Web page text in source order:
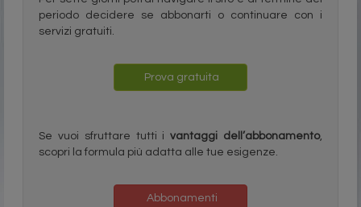
periodo decidere se abbonarti o continuare con i
servizi gratuiti.
Prova gratuita
Se vuoi sfruttare tutti ivantaggi dell’abbonamento,
scopri la formula più adatta alle tue esigenze.
Abbonamenti